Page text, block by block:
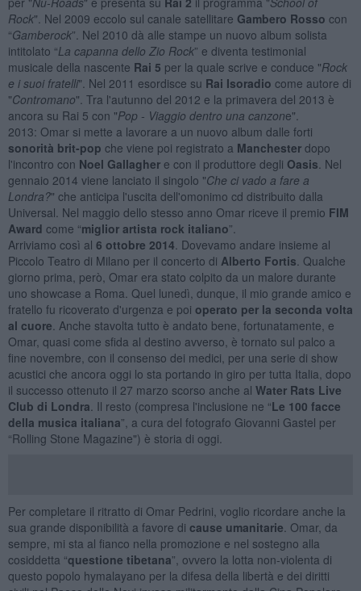
Rock". Nel 2009 eccolo sul canale satellitare Gambero Rosso con
“Gamberock”. Nel 2010 dà alle stampe un nuovo album solista
intitolato “La capanna dello Zio Rock” e diventa testimonial
musicale della nascente Rai 5 per la quale scrive e conduce "Rock
e i suoi fratelli". Nel 2011 esordisce su Rai Isoradio come autore di
"Contromano". Tra l'autunno del 2012 e la primavera del 2013 è
ancora su Rai 5 con "Pop - Viaggio dentro una canzone".
2013: Omar si mette a lavorare a un nuovo album dalle forti
sonorità brit-pop che viene poi registrato a Manchesterdopo
l'incontro con Noel Gallaghere con il produttore degli Oasis . Nel
gennaio 2014 viene lanciato il singolo "Che ci vado a fare a
Londra?" che anticipa l'uscita dell'omonimo cd distribuito dalla
Universal. Nel maggio dello stesso anno Omar riceve il premio FIM
Award come “miglior artista rock italiano”.
Arriviamo così al 6 ottobre 2014 . Dovevamo andare insieme al
Piccolo Teatro di Milano per il concerto di Alberto Fortis . Qualche
giorno prima, però, Omar era stato colpito da un malore durante
uno showcase a Roma. Quel lunedì, dunque, il mio grande amico e
fratello fu ricoverato d'urgenza e poi operato per la seconda volta
al cuore . Anche stavolta tutto è andato bene, fortunatamente, e
Omar, quasi come sfida al destino avverso, è tornato sul palco a
fine novembre, con il consenso dei medici, per una serie di show
acustici che ancora oggi lo sta portando in giro per tutta Italia, dopo
il successo ottenuto il 27 marzo scorso anche al Water Rats Live
Club di Londra . Il resto (compresa l'inclusione ne “Le 100 facce
della musica italiana”, a cura del fotografo Giovanni Gastel per
“Rolling Stone Magazine") è storia di oggi.
Per completare il ritratto di Omar Pedrini, voglio ricordare anche la
sua grande disponibilità a favore di cause umanitarie . Omar, da
sempre, mi sta al fianco nella promozione e nel sostegno alla
cosiddetta “questione tibetana”, ovvero la lotta non-violenta di
questo popolo hymalayano per la difesa della libertà e dei diritti